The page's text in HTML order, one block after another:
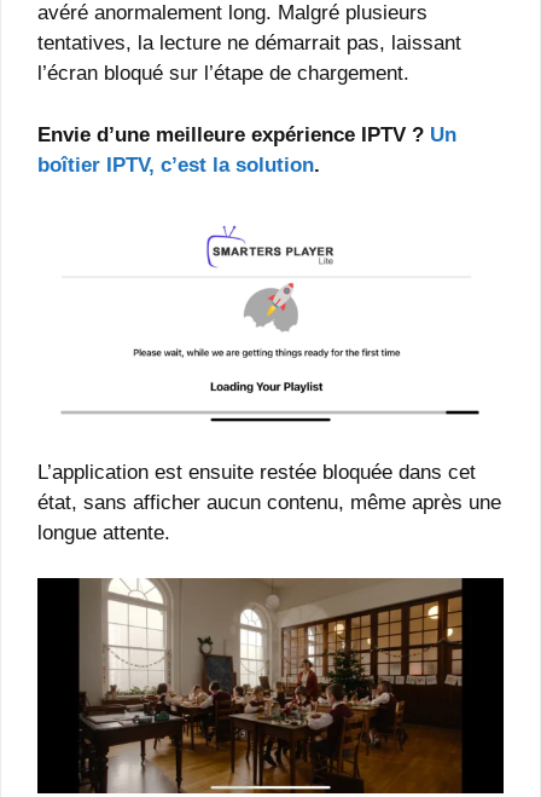
avéré anormalement long. Malgré plusieurs
tentatives, la lecture ne démarrait pas, laissant
l’écran bloqué sur l’étape de chargement.
Envie d’une meilleure expérience IPTV ? Un
boîtier IPTV, c’est la solution.
L’application est ensuite restée bloquée dans cet
état, sans afficher aucun contenu, même après une
longue attente.